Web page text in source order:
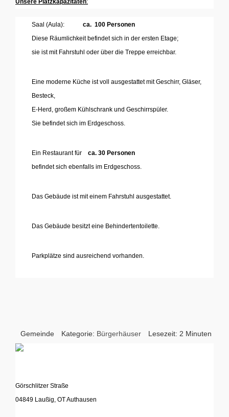
Saal (Aula): ca. 100 Personen
Diese Räumlichkeit befindet sich in der ersten Etage;
sie ist mit Fahrstuhl oder über die Treppe erreichbar.
Eine moderne Küche ist voll ausgestattet mit Geschirr, Gläser,
Besteck,
E-Herd, großem Kühlschrank und Geschirrspüler.
Sie befindet sich im Erdgeschoss.
Ein Restaurant für ca. 30 Personen
befindet sich ebenfalls im Erdgeschoss.
Das Gebäude ist mit einem Fahrstuhl ausgestattet.
Das Gebäude besitzt eine Behindertentoilette.
Parkplätze sind ausreichend vorhanden.
Gemeinde Kategorie: Bürgerhäuser Lesezeit: 2 Minuten
Görschlitzer Straße
04849 Laußig, OT Authausen